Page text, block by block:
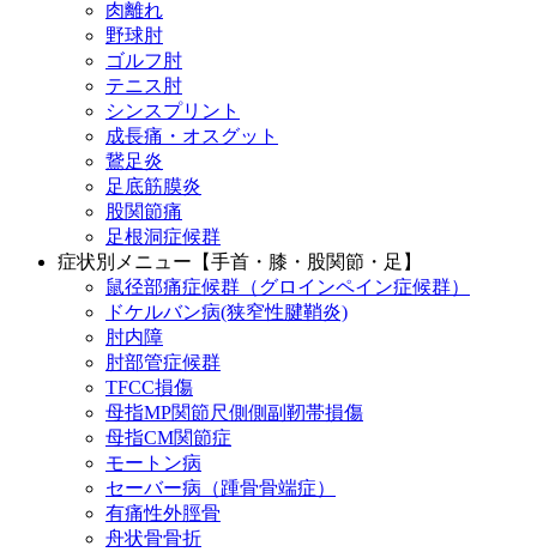
肉離れ
野球肘
ゴルフ肘
テニス肘
シンスプリント
成長痛・オスグット
鵞足炎
足底筋膜炎
股関節痛
足根洞症候群
症状別メニュー【手首・膝・股関節・足】
鼠径部痛症候群（グロインペイン症候群）
ドケルバン病(狭窄性腱鞘炎)
肘内障
肘部管症候群
TFCC損傷
母指MP関節尺側側副靭帯損傷
母指CM関節症
モートン病
セーバー病（踵骨骨端症）
有痛性外脛骨
舟状骨骨折